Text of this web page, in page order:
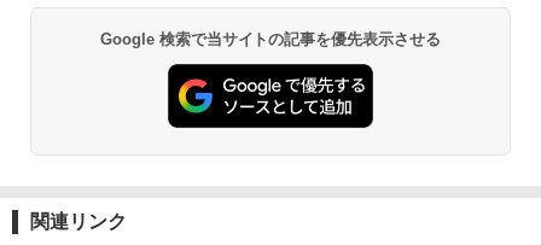
Google 検索で当サイトの記事を優先表示させる
関連リンク